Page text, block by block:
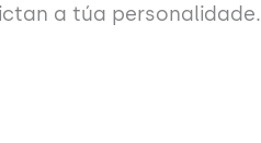
a túa personalidade.